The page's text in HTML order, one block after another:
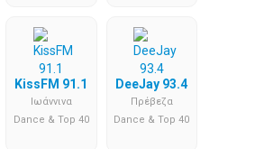
KissFM 91.1
Iωάννινα
Dance & Top 40
DeeJay 93.4
Πρέβεζα
Dance & Top 40